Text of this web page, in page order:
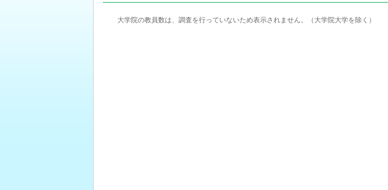
大学院の教員数は、調査を行っていないため表示されません。（大学院大学を除く）